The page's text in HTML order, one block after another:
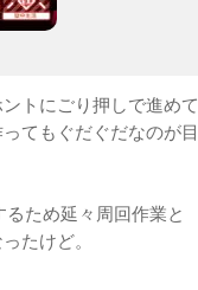
トにごり押しで進めて
てもぐだぐだなのが目
ため延々周回作業と
たけど。